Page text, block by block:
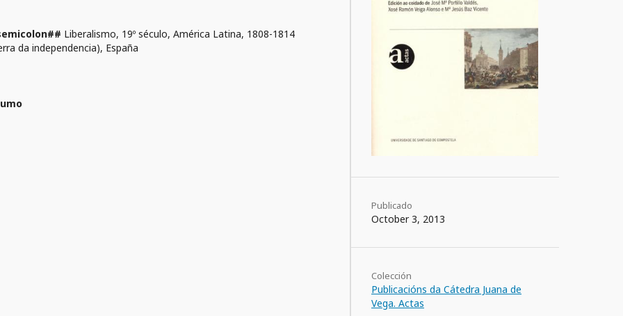
Liberalismo, 19º século, América Latina, 1808-1814
da independencia), España
Publicado
October 3, 2013
Colección
Publicacións da Cátedra Juana de
Vega. Actas